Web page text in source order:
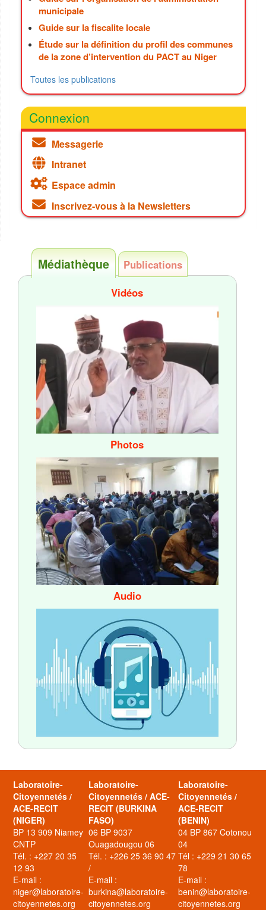
municipale
Guide sur la fiscalite locale
Étude sur la définition du profil des communes
de la zone d’intervention du PACT au Niger
Toutes les publications
Connexion
Messagerie
Intranet
Espace admin
Inscrivez-vous à la Newsletters
Médiathèque
Publications
Vidéos
Photos
Audio
Laboratoire-
Citoyennetés /
ACE-RECIT
(NIGER)
BP 13 909 Niamey
CNTP
Tél. : +227 20 35
12 93
E-mail :
niger@laboratoire-
citoyennetes.org
Laboratoire-
Citoyennetés / ACE-
RECIT (BURKINA
FASO)
06 BP 9037
Ouagadougou 06
Tél. : +226 25 36 90 47
/
E-mail :
burkina@laboratoire-
citoyennetes.org
Laboratoire-
Citoyennetés /
ACE-RECIT
(BENIN)
04 BP 867 Cotonou
04
Tél : +229 21 30 65
78
E-mail :
benin@laboratoire-
citoyennetes.org